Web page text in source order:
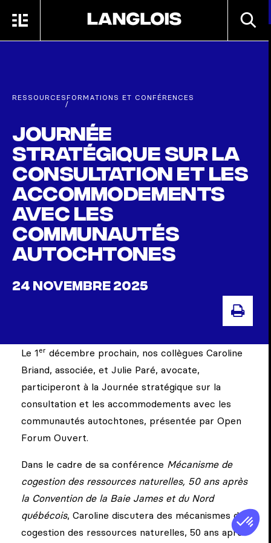
MENU
RESSOURCES
/
FORMATIONS ET CONFÉRENCES
Journée
stratégique sur la
consultation et les
accommodements
avec les
communautés
autochtones
24 NOVEMBRE 2025
Le 1er décembre prochain, nos collègues Caroline
Briand, associée, et Julie Paré, avocate,
participeront à la Journée stratégique sur la
consultation et les accommodements avec les
communautés autochtones, présentée par Open
Forum Ouvert.
Dans le cadre de sa conférence Mécanisme de
cogestion des ressources naturelles, 50 ans après
la Convention de la Baie James et du Nord
québécois, Caroline discutera des mécanismes de
cogestion des ressources naturelles, 50 ans après